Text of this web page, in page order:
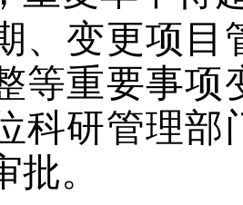
、变更项目
等重要事项
科研管理部
。